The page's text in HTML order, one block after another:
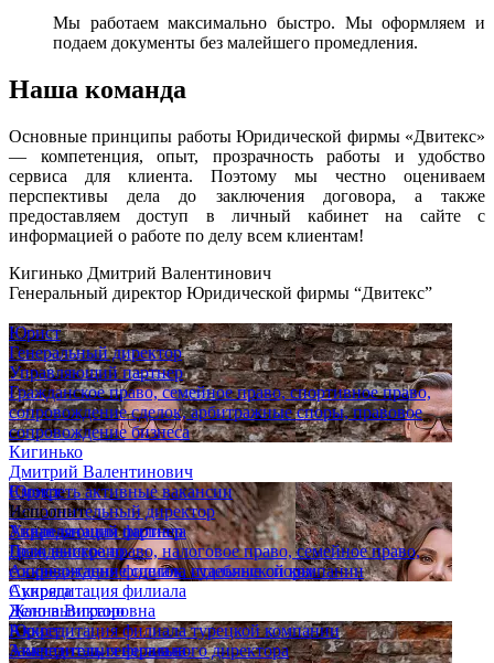
Мы работаем максимально быстро. Мы оформляем и
подаем документы без малейшего промедления.
Наша команда
Основные принципы работы Юридической фирмы «Двитекс»
— компетенция, опыт, прозрачность работы и удобство
сервиса для клиента. Поэтому мы честно оцениваем
перспективы дела до заключения договора, а также
предоставляем доступ в личный кабинет на сайте с
информацией о работе по делу всем клиентам!
Кигинько Дмитрий Валентинович
Генеральный директор Юридической фирмы “Двитекс”
Юрист
Генеральный директор
Управляющий партнер
Гражданское право, семейное право, спортивное право,
сопровождение сделок, арбитражные споры, правовое
сопровождение бизнеса
Кигинько
Дмитрий Валентинович
Юрист
Исполнительный директор
Управляющий партнер
Гражданское право, налоговое право, семейное право,
сопровождение сделок, судебные споры
Супряга
Жанна Викторовна
Юрист
Заместитель генерального директора
Смотреть активные вакансии
Наш опыт
Аккредитация филиала
Дело выиграно
Аккредитация филиала итальянской компании
Аккредитация филиала
Дело выиграно
Аккредитация филиала турецкой компании
Аккредитация филиала